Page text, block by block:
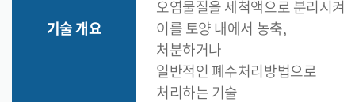
기술 개요
오염물질을 세척액으로 분리시켜
이를 토양 내에서 농축,
처분하거나
일반적인 폐수처리방법으로
처리하는 기술